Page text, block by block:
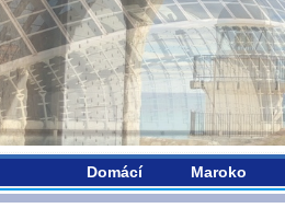
Domácí Maroko